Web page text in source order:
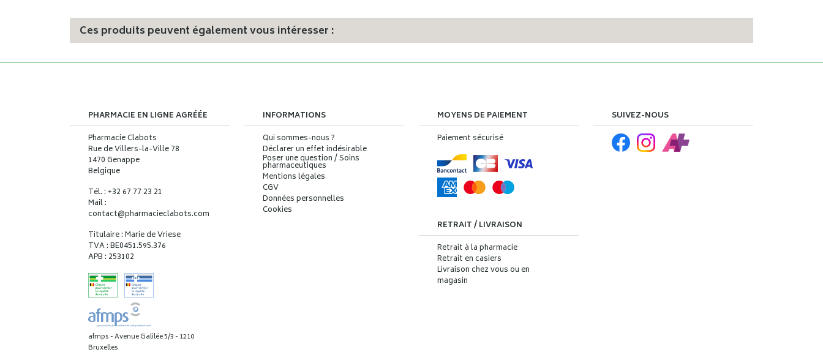
Ces produits peuvent également vous intéresser :
PHARMACIE EN LIGNE AGRÉÉE
Pharmacie Clabots
Rue de Villers-la-Ville 78
1470 Genappe
Belgique
Tél. : +32 67 77 23 21
Mail :
contact@pharmacieclabots.com
Titulaire : Marie de Vriese
TVA : BE0451.595.376
APB : 253102
afmps - Avenue Galilée 5/3 - 1210
Bruxelles
INFORMATIONS
Qui sommes-nous ?
Déclarer un effet indésirable
Poser une question / Soins
pharmaceutiques
Mentions légales
CGV
Données personnelles
Cookies
MOYENS DE PAIEMENT
Paiement sécurisé
RETRAIT / LIVRAISON
Retrait à la pharmacie
Retrait en casiers
Livraison chez vous ou en
magasin
SUIVEZ-NOUS